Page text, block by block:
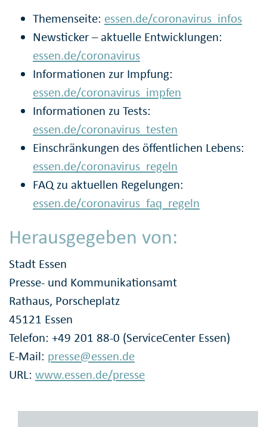
Themenseite: essen.de/coronavirus_infos
Newsticker – aktuelle Entwicklungen:
essen.de/coronavirus
Informationen zur Impfung:
essen.de/coronavirus_impfen
Informationen zu Tests:
essen.de/coronavirus_testen
Einschränkungen des öffentlichen Lebens:
essen.de/coronavirus_regeln
FAQ zu aktuellen Regelungen:
essen.de/coronavirus_faq_regeln
Herausgegeben von:
Stadt Essen
Presse- und Kommunikationsamt
Rathaus, Porscheplatz
45121 Essen
Telefon: +49 201 88-0 (ServiceCenter Essen)
E-Mail: presse@essen.de
URL: www.essen.de/presse